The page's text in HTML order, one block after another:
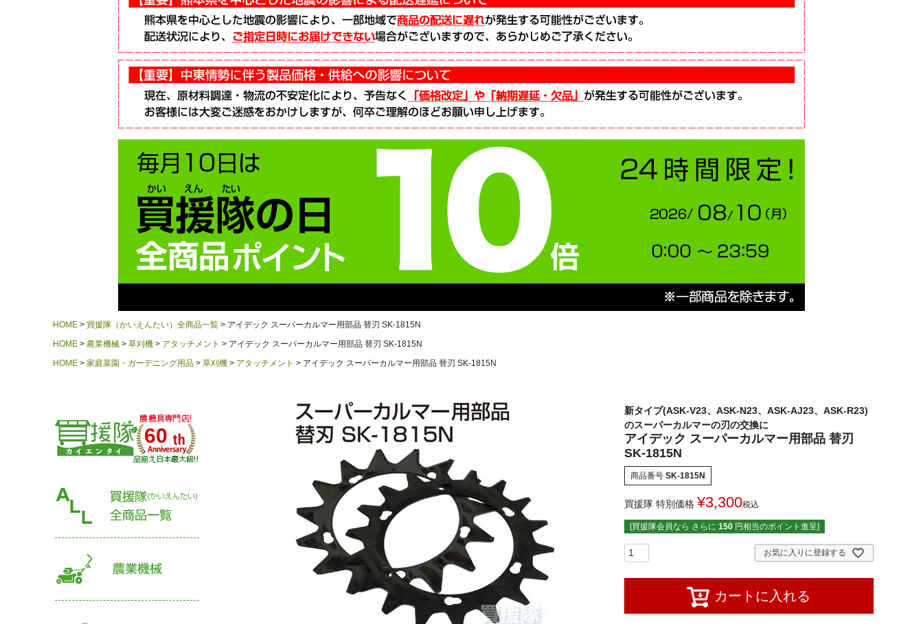
HOME 買援隊（かいえんたい）全商品一覧
アイデック スーパーカルマー用部品 替刃 SK-1815N
HOME
農業機械 草刈機 アタッチメント
アイデック スーパーカルマー用部品 替刃 SK-1815N
HOME
家庭菜園・ガーデニング用品 草刈機 アタッチメント アイデック スーパーカルマー用部品 替刃 SK-1815N
60
新タイプ(ASK-V23、ASK-N23、ASK-AJ23、ASK-R23)
のスーパーカルマーの刃の交換に
アイデック スーパーカルマー用部品 替刃
SK-1815N
商品番号 SK-1815N
買援隊 特別価格 ¥3,300税込
[買援隊会員なら さらに 150 円相当のポイント進呈]
お気に入りに登録する
カートに入れる